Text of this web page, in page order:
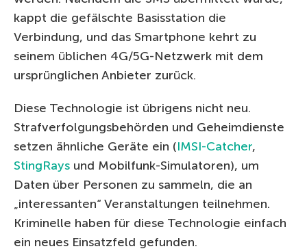
kappt die gefälschte Basisstation die
Verbindung, und das Smartphone kehrt zu
seinem üblichen 4G/5G-Netzwerk mit dem
ursprünglichen Anbieter zurück.
Diese Technologie ist übrigens nicht neu.
Strafverfolgungsbehörden und Geheimdienste
setzen ähnliche Geräte ein (IMSI-Catcher,
StingRays und Mobilfunk-Simulatoren), um
Daten über Personen zu sammeln, die an
„interessanten“ Veranstaltungen teilnehmen.
Kriminelle haben für diese Technologie einfach
ein neues Einsatzfeld gefunden.